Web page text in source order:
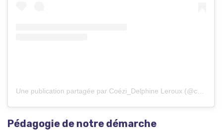
Pédagogie de notre démarche